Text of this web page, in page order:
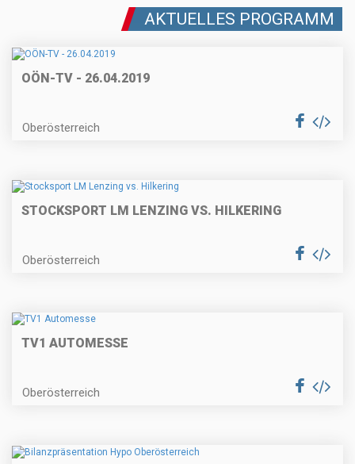
AKTUELLES PROGRAMM
OÖN-TV - 26.04.2019
Oberösterreich
STOCKSPORT LM LENZING VS. HILKERING
Oberösterreich
TV1 AUTOMESSE
Oberösterreich